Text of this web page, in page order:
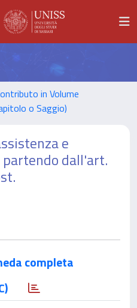
in Volume
o Saggio)
e
partendo dall'art.
completa